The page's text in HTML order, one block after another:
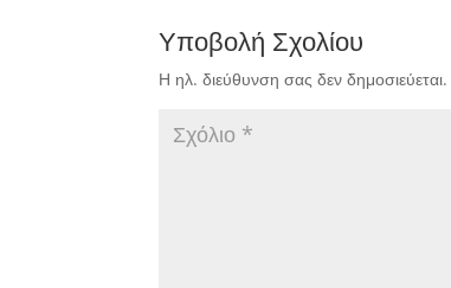
Υποβολή Σχολίου
Η ηλ. διεύθυνση σας δεν δημοσιεύεται.